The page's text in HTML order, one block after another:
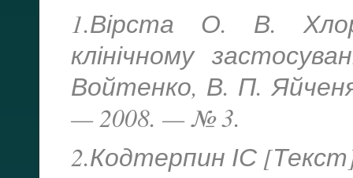
1.Вірста О. В.
клінічному
Войтенко, В. П.
— 2008. — № 3.
2.Кодтерпин ІС